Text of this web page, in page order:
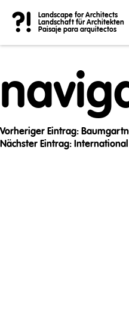
?!
Landscape for Architects
Landschaft für Architekten
Paisaje para arquitectos
Post
Vorheriger Eintrag:
Nächster Eintrag: International